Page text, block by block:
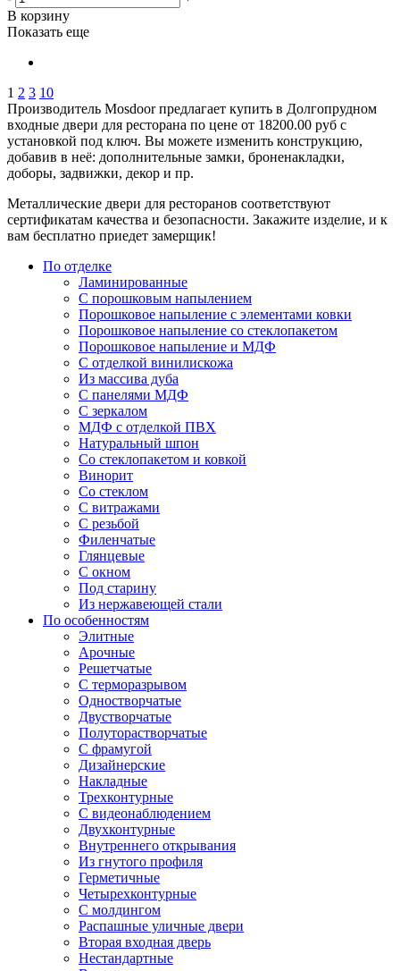
В корзину
Показать еще
1 2 3 10
Производитель Mosdoor предлагает купить в Долгопрудном
входные двери для ресторана по цене от 18200.00 руб с
установкой под ключ. Вы можете изменить конструкцию,
добавив в неё: дополнительные замки, броненакладки,
доборы, задвижки, декор и пр.
Металлические двери для ресторанов соответствуют
сертификатам качества и безопасности. Закажите изделие, и к
вам бесплатно приедет замерщик!
По отделке
Ламинированные
С порошковым напылением
Порошковое напыление с элементами ковки
Порошковое напыление со стеклопакетом
Порошковое напыление и МДФ
С отделкой винилискожа
Из массива дуба
С панелями МДФ
С зеркалом
МДФ с отделкой ПВХ
Натуральный шпон
Со стеклопакетом и ковкой
Винорит
Со стеклом
С витражами
С резьбой
Филенчатые
Глянцевые
С окном
Под старину
Из нержавеющей стали
По особенностям
Элитные
Арочные
Решетчатые
С терморазрывом
Одностворчатые
Двустворчатые
Полуторастворчатые
С фрамугой
Дизайнерские
Накладные
Трехконтурные
С видеонаблюдением
Двухконтурные
Внутреннего открывания
Из гнутого профиля
Герметичные
Четырехконтурные
С молдингом
Распашные уличные двери
Вторая входная дверь
Нестандартные